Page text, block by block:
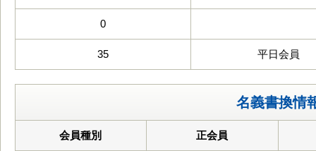
0
35 平日会員
名義書換情
会員種別 正会員